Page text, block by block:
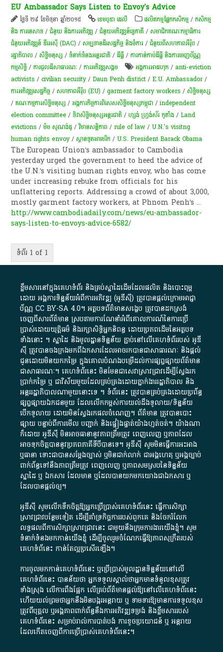
EU Ambassador Says Listen to Envoy's Advice
ថ្ងៃទី ២៩ ខែមិថុនា ឆ្នាំ២០១៥ ខេមបូឌា ដេលី ​ផលិតកម្ម​ផ្នែក​កសិកម្ម​ /កសិកម្ម​
និង​ ការ​នេ​សាទ​ /ជំនួយ និងការអភិវឌ្ឍ /ជំនួយអភិវឌ្ឍន៍ទ្វេភាគី /សមាជិកគណៈកម្មាធិការ
ជំនួយអភិវឌ្ឍន៍ ឌីអេស៊ី (DAC) /សម្បទានដីសេដ្ឋកិច្ច និងចំការ /ជំនួយពីសហភាពអឺរ៉ុប /
រដ្ឋាភិបាល /សិទ្ធិមនុស្ស /ទំនាក់ទំនងអន្តរជាតិ /ដីធ្លី /ការកាន់កាប់​ដីធ្លី និង​ការចេញ​ប័ណ្ណ
កម្មសិទ្ធិ​ /ការជួលដីសាធារណៈ /ការ​អភិវឌ្ឍ​សង្គម អង្គការអាដហុក /anti-eviction
activists /civilian security /Daun Penh district /E.U. Ambassador/
ការ​អភិវឌ្ឍ​សេដ្ឋកិច្ច /សហភាពអឺរ៉ុប (EU) /garment factory workers /សិទ្ធិមនុស្ស
/គណៈកម្មការ​​​សិទ្ធិ​​​មនុស្ស /អង្គការ​កិច្ចការ​ពិសេស​សិទ្ធិ​មនុស្ស​កម្ពុជា​ /independent
election committee /ទិវាសិទិ្ធមនុស្សអន្តរជាតិ /ហ្សង់ ហ្វ្រង់ស័រ កូតាំង/Land
evictions /ម៉ម សូណង់ដូ /វិមានសន្តិភាព /rule of law /U.N.'s visitng
human rights envoy /ស្ថានទូតអាមេរិក /U.S. President Barack Obama
The European Union’s ambassador to Cambodia
yesterday urged the government to heed the advice of
the U.N.’s visiting human rights envoy, who has come
under increasing rebuke from officials for his
unflattering reports. Addressing a crowd of about 3,000,
mostly garment factory workers, at Phnom Penh’s...
http://www.cambodiadaily.com/news/eu-ambassador-
says-listen-to-envoys-advice-6582/
ទំព័រ 1 of 1
ខ្លឹមសារ​នៅ​ក្នុង​គេហទំព័រ និង​គ្រប់​ស្នា​ដៃ​ដើម​ដែល​ផលិត​ និង​បោះពុម្ព​
ដោយ​ អង្គការ​ទិន្នន័យ​អំពី​ការអភិវឌ្ឍ​​ (អូ​ឌី​ស៊ី)​ ត្រូវ​បាន​ផ្តល់​ក្រោម​អាជ្ញា
ប័ណ្ណ​CC BY-SA 4.0។​ អត្ថបទ​ព័ត៌មាន​សង្ខេប​ ត្រូវ​បាន​ដកស្រង់​
ចេញពី​សារព័ត៌មាន ស្របតាមការ​ណែនាំ​អំពី​គោលការណ៍​នៃ​ការ​ប្រើ
ប្រាស់​ដោយ​យុត្តិធម៌​ និង​រក្សាសិទ្ធិអ្នកនិពន្ធ ដោយ​ប្រភពដើម​នៃ​​អត្ថបទ
ទាំង​នោះ​ ។​ ស្នាដៃ​ និង​មូលដ្ឋាន​ទិន្នន័យ ​ភ្ជាប់​នៅ​លើ​គេហទំព័រ​របស់​ អូ​ឌី​
ស៊ី​ ត្រូវ​បាន​ចងក្រង​មក​ពី​ឯកសារ​ដែល​អាច​រក​បានជា​សាធារណៈ​ និង​ផ្តល់​
ជូន​ដោយ​មិន​យក​កម្រៃ​ ក្នុង​គោលបំណង​បម្រើ​ដល់ការ​ផ្សព្វផ្សាយ​ព័ត៌មាន​
ជា​សាធារណៈ​។​ គេហទំព័រ​នេះ​ មិនមែន​ជា​សេវា​ស្រាវជ្រាវ​ដើម្បី​ស្វែងរក
ប្រាក់​កម្រៃ​ ឬ​ ជា​វិស័យ​មួយ​ដែល​គ្រប់គ្រង​ដោយ​ភ្នាក់ងារ​រដ្ឋាភិបាល​ និង ​
អន្តររដ្ឋាភិបាល​ណាមួយ​នោះ​ទេ ​។​ ទំព័រ​នេះ​ ត្រូវ​បាន​គ្រប់គ្រង​ដោយ​ប្រព័ន្ធ​
ផ្សព្វផ្សាយ​ឯកជន​មួយ​ ដែល​លើកកម្ពស់​ការ​យល់​ដឹង​ទូលាយ​/​ទិន្នន័យ​
បើក​ទូលាយ​ ដោយ​មិនស្វែង​រក​ផល​ចំណេញ​។​ ព័ត៌មាន​ ត្រូវ​បាន​បោះ
ផ្សាយ​ បន្ទាប់​ពី​ការ​មើល​ បញ្ជាក់​ និង​ផ្ទៀងផ្ទាត់​យ៉ាង​ហ្មត់ចត់​។​ យ៉ាងណា​
ក៏​ដោយ​ អូ​ឌី​ស៊ី​ មិន​អាច​ធានា​នូវ​ភាព​ត្រឹមត្រូវ​ ពេញលេញ​ ឬ​ភាព​ដែល​
អាច​ទុកចិត្ត​បាននូវ​ប្រភព​ភាគី​ទី​បី​បាន​ទេ​។​ អូ​ឌី​ស៊ី​ សូម​មិន​ធ្វើការ​អះអាង​
ឬ​ធានា​ ទោះជា​បាន​សម្តែង​ច្បាស់​ ឬ​មិន​ជាក់លាក់​ ជា​អង្គហេតុ​ ឬ​អង្គច្បាប់​
ពាក់ព័ន្ធ​ទៅ​នឹង​ភាព​ត្រឹមត្រូវ​ ពេញលេញ​ ឬ​ភាព​សម​ស្រប​នៃ​ទិន្នន័យ​
ស្នាដៃ​ ឬ​ ឯកសារ​ ដែល​មាន​ ឬ​ដែល​បាន​យក​មក​យោង​ជា​ឯកសារ​ ឬ​
ដែល​បាន​ផ្តល់​ឲ្យ​។
អូឌីស៊ី សូមលើកទឹកចិត្តឱ្យអ្នកប្រើប្រាស់គេហទំព័រនេះ ធ្វើការសិក្សា
ស្រាវជ្រាវបន្ថែមទៀត ដើម្បីគាំទ្រកិច្ចការ​របស់ពួកគេ និងចែករំលែក
លទ្ធផលពីការសិក្សាស្រាវជ្រាវនេះ ជាមួយនឹងក្រុមការងារយើងខ្ញុំ។ សូម
ទំនាក់ទំនងមកកាន់យើងខ្ញុំ ដើម្បីចូលរួមចំណែកធ្វើឱ្យភាពសុក្រឹតរបស់
គេហទំព័នេះ កាន់តែល្អប្រសើរឡើង។
ការចូលមកកាន់គេហទំព័រនេះ ឬប្រើប្រាស់មូលដ្ឋានទិន្នន័យនៅលើ
គេហទំព័រនេះ បានន័យថា អ្នកទទួលស្គាល់ថាអ្នកមានទំនួលខុសត្រូវ
ទាំងស្រុង លើការពឹងផ្អែក លើគ្រប់ព័ត៌មានផ្តល់ឱ្យនៅលើគេហទំព័រនេះ
ហើយយល់ព្រមថាអ្នកនឹងមិនបង្ករអន្តរាយ ឬ ទាមទារ​ឱ្យមានការទទួលខុស​
ត្រូវពីបុគ្គល ឬអង្គភាពពាក់ព័ន្ធនឹងការអភិវឌ្ឍទម្រង់ និងខ្លឹមសាររបស់
គេហទំព័រនេះ សម្រាប់រាល់ការបាត់បង់ ការខូចប្រយោជន៍ ឬ អន្តរាយ
ដែលកើតចេញពីការប្រើប្រាស់គេហទំព័រនេះ។